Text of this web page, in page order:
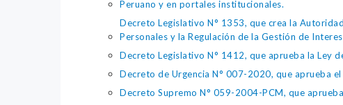
Peruano y en portales institucionales.
Decreto Legislativo N° 1353, que crea la
Personales y la Regulación de la Gestión de
Decreto Legislativo N° 1412, que aprueba la Ley
Decreto de Urgencia N° 007-2020, que aprueba
Decreto Supremo N° 059-2004-PCM, que